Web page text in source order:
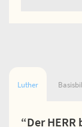
Luther
“Der